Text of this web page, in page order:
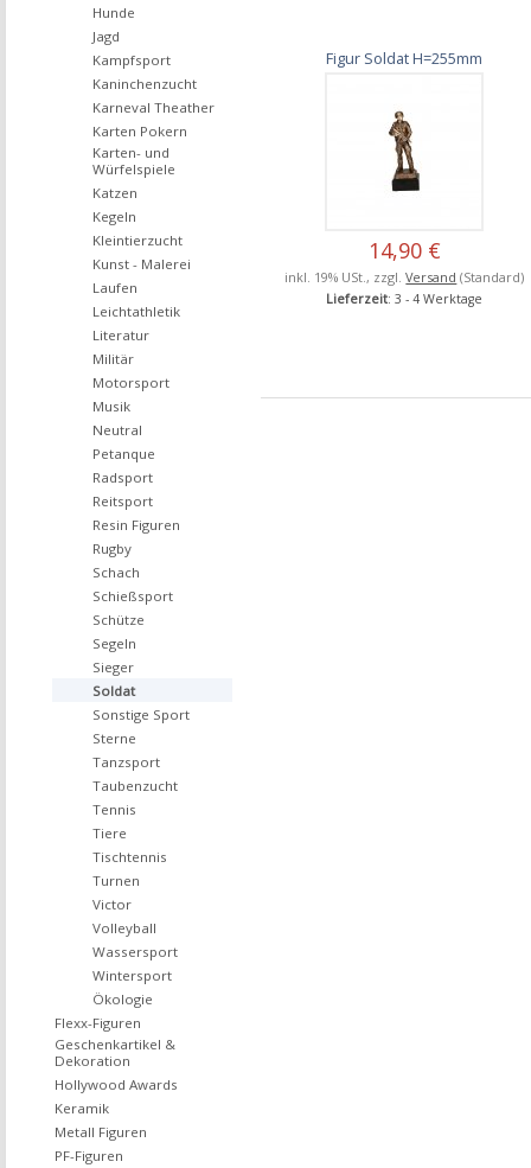
Figur Soldat H=255mm
14,90 €
inkl. 19% USt., zzgl.Versand (Standard)
Lieferzeit: 3 - 4 Werktage
Hunde
Jagd
Kampfsport
Kaninchenzucht
Karneval Theather
Karten Pokern
Karten- und
Würfelspiele
Katzen
Kegeln
Kleintierzucht
Kunst - Malerei
Laufen
Leichtathletik
Literatur
Militär
Motorsport
Musik
Neutral
Petanque
Radsport
Reitsport
Resin Figuren
Rugby
Schach
Schießsport
Schütze
Segeln
Sieger
Soldat
Sonstige Sport
Sterne
Tanzsport
Taubenzucht
Tennis
Tiere
Tischtennis
Turnen
Victor
Volleyball
Wassersport
Wintersport
Ökologie
Flexx-Figuren
Geschenkartikel &
Dekoration
Hollywood Awards
Keramik
Metall Figuren
PF-Figuren